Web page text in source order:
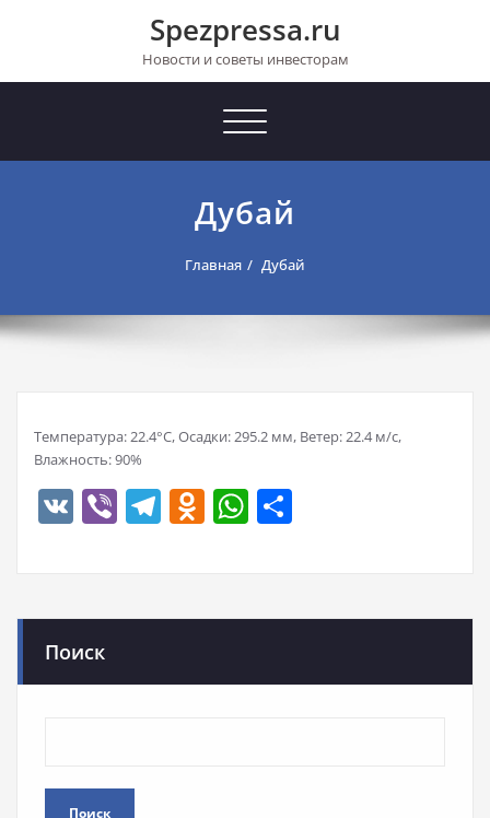
Spezpressa.ru
Новости и советы инвесторам
Toggle
Дубай
Главная Дубай
Температура: 22.4°C, Осадки: 295.2 мм, Ветер: 22.4 м/с,
Влажность: 90%
VK ViberTelegram
Odnoklassniki
WhatsApp
Поиск
Поиск